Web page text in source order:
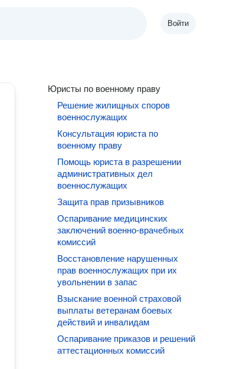
Войти
Юристы по военному праву
Решение жилищных споров
военнослужащих
Консультация юриста по
военному праву
Помощь юриста в разрешении
административных дел
военнослужащих
Защита прав призывников
Оспаривание медицинских
заключений военно-врачебных
комиссий
Восстановление нарушенных
прав военнослужащих при их
увольнении в запас
Взыскание военной страховой
выплаты ветеранам боевых
действий и инвалидам
Оспаривание приказов и решений
аттестационных комиссий